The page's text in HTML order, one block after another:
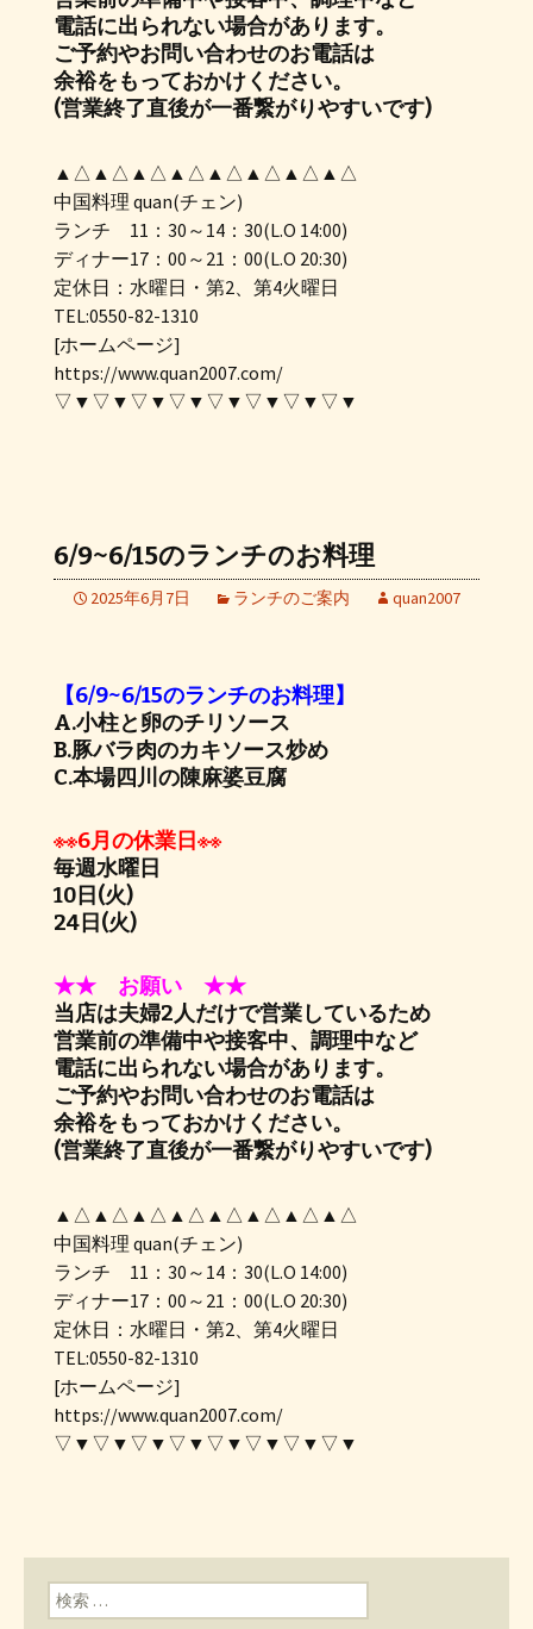
電話に出られない場合があります。
ご予約やお問い合わせのお電話は
余裕をもっておかけください。
(営業終了直後が一番繋がりやすいです)
▲△▲△▲△▲△▲△▲△▲△▲△
中国料理 quan(チェン)
ランチ 11：30～14：30(L.O 14:00)
ディナー17：00～21：00(L.O 20:30)
定休日：水曜日・第2、第4火曜日
TEL:0550-82-1310
[ホームページ]
https://www.quan2007.com/
▽▼▽▼▽▼▽▼▽▼▽▼▽▼▽▼
6/9~6/15のランチのお料理
2025年6月7日 ランチのご案内 quan2007
【6/9~6/15のランチのお料理】
A.小柱と卵のチリソース
B.豚バラ肉のカキソース炒め
C.本場四川の陳麻婆豆腐
※※6月の休業日※※
毎週水曜日
10日(火)
24日(火)
★★ お願い ★★
当店は夫婦2人だけで営業しているため
営業前の準備中や接客中、調理中など
電話に出られない場合があります。
ご予約やお問い合わせのお電話は
余裕をもっておかけください。
(営業終了直後が一番繋がりやすいです)
▲△▲△▲△▲△▲△▲△▲△▲△
中国料理 quan(チェン)
ランチ 11：30～14：30(L.O 14:00)
ディナー17：00～21：00(L.O 20:30)
定休日：水曜日・第2、第4火曜日
TEL:0550-82-1310
[ホームページ]
https://www.quan2007.com/
▽▼▽▼▽▼▽▼▽▼▽▼▽▼▽▼
検索: